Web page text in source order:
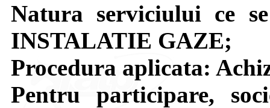
Natura serviciului ce
INSTALATIE GAZE;
Procedura aplicata:
Pentru participare,